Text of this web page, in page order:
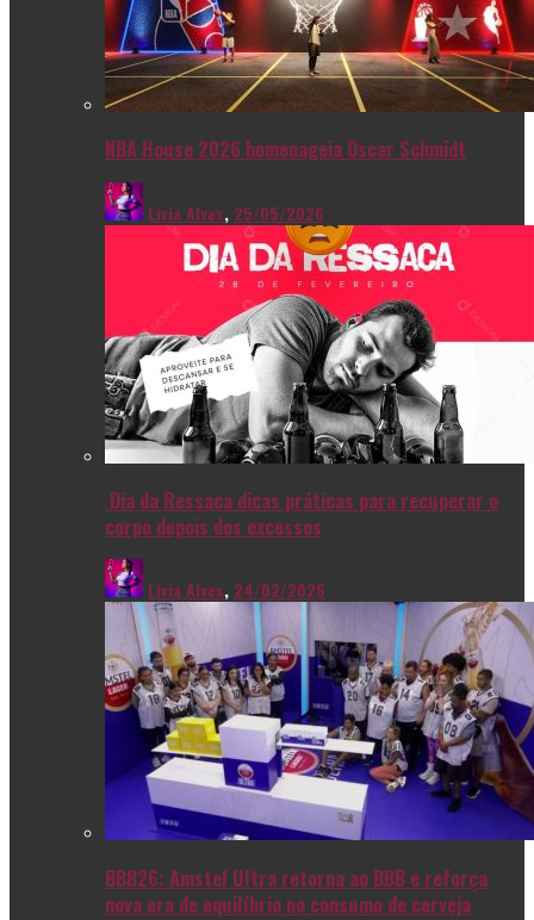
NBA House 2026 homenageia Oscar Schmidt
Livia Alves, 25/05/2026
Dia da Ressaca dicas práticas para recuperar o
corpo depois dos excessos
Livia Alves, 24/02/2026
BBB26: Amstel Ultra retorna ao BBB e reforça
nova era de equilíbrio no consumo de cerveja